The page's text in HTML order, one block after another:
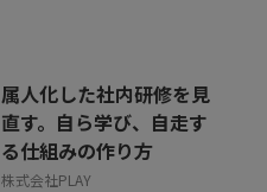
属人化した社内研修を見
直す。自ら学び、自走す
る仕組みの作り方
株式会社PLAY